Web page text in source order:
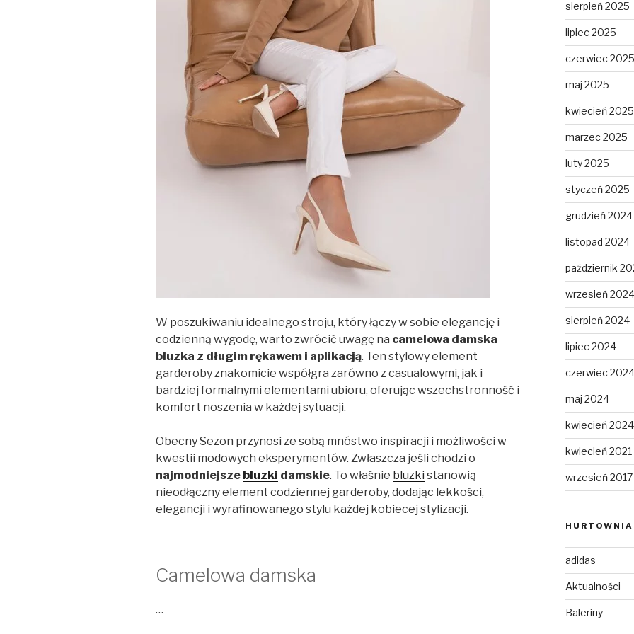
W poszukiwaniu idealnego stroju, który łączy w sobie elegancję i
codzienną wygodę, warto zwrócić uwagę na camelowa damska
bluzka z długim rękawem i aplikacją. Ten stylowy element
garderoby znakomicie współgra zarówno z casualowymi, jak i
bardziej formalnymi elementami ubioru, oferując wszechstronność i
komfort noszenia w każdej sytuacji.
Obecny Sezon przynosi ze sobą mnóstwo inspiracji i możliwości w
kwestii modowych eksperymentów. Zwłaszcza jeśli chodzi o
najmodniejsze bluzki damskie. To właśnie bluzki stanowią
nieodłączny element codziennej garderoby, dodając lekkości,
elegancji i wyrafinowanego stylu każdej kobiecej stylizacji.
Camelowa damska
…
sierpień 2025
lipiec 2025
czerwiec 2025
maj 2025
kwiecień 2025
marzec 2025
luty 2025
styczeń 2025
grudzień 2024
listopad 2024
październik
wrzesień 2024
sierpień 2024
lipiec 2024
czerwiec 2024
maj 2024
kwiecień 2024
kwiecień 2021
wrzesień 2017
adidas
Aktualności
Baleriny